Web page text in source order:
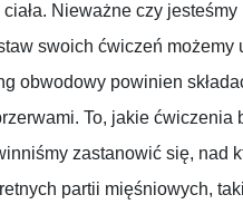
ciała. Nieważne czy
swoich ćwiczeń
obwodowy powinien
To, jakie ćwiczenia
zastanowić się, nad
partii mięśniowych,